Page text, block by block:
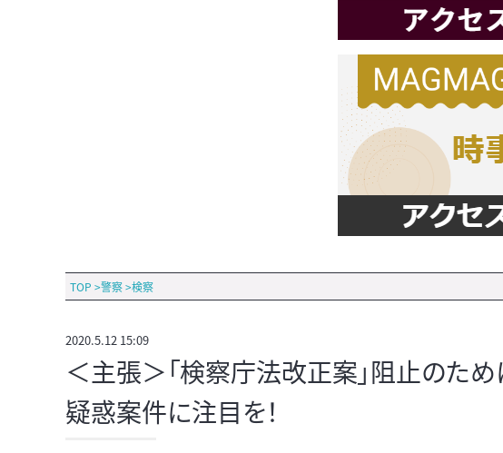
TOP >警察>検察
2020.5.12 15:09
＜主張＞「検察庁法改正案」阻止のた
疑惑案件に注目を！